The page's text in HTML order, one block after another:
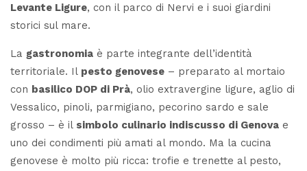
Levante Ligure, con il parco di Nervi e i suoi giardini
storici sul mare.
La gastronomia è parte integrante dell’identità
territoriale. Il pesto genovese – preparato al mortaio
con basilico DOP di Prà, olio extravergine ligure, aglio di
Vessalico, pinoli, parmigiano, pecorino sardo e sale
grosso – è il simbolo culinario indiscusso di Genova e
uno dei condimenti più amati al mondo. Ma la cucina
genovese è molto più ricca: trofie e trenette al pesto,